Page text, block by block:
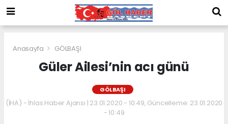
Anasayfa GÖLBAŞI
Güler Ailesi’nin acı günü
GÖLBAŞI
(İHA) - İhlas Haber Ajansı | 23.01.2020 - 10:49, Güncelleme: 23.01.2020
- 10:49